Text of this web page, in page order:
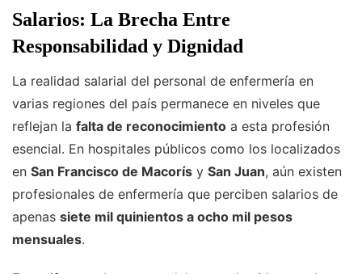
Salarios: La Brecha Entre
Responsabilidad y Dignidad
La realidad salarial del personal de enfermería en
varias regiones del país permanece en niveles que
reflejan la falta de reconocimiento a esta profesión
esencial. En hospitales públicos como los localizados
en San Francisco de Macorís y San Juan, aún existen
profesionales de enfermería que perciben salarios de
apenas siete mil quinientos a ocho mil pesos
mensuales.